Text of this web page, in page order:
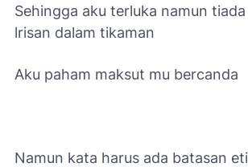
Sehingga aku terluka namun
lrisan dalam tikaman
Aku paham maksut mu bercanda
Namun kata harus ada batasan